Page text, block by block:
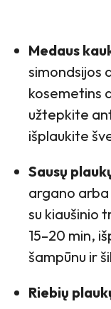
Medaus
simondsijos
kosemetins
užtepkite
išplaukite
Sausų
argano arba
su kiaušinio
15–20 min,
šampūnu ir
Riebių